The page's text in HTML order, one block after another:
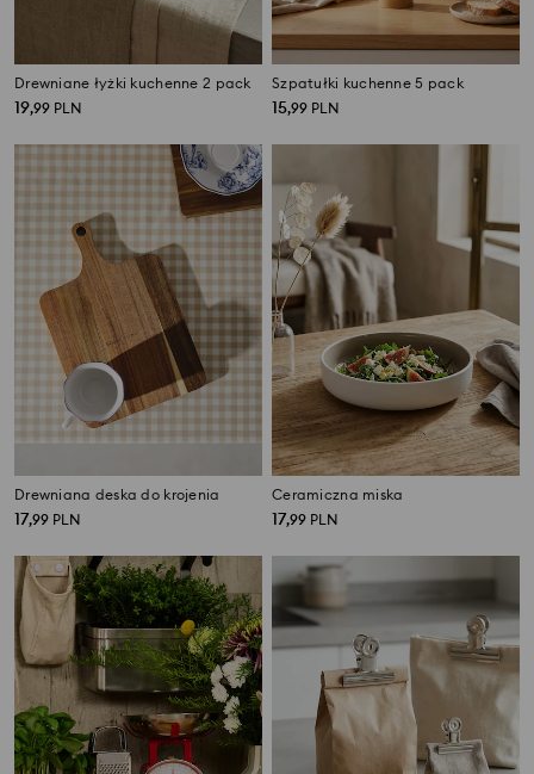
Drewniane łyżki kuchenne 2 pack
19,99 PLN
Szpatułki kuchenne 5 pack
15,99 PLN
Drewniana deska do krojenia
17,99 PLN
Ceramiczna miska
17,99 PLN